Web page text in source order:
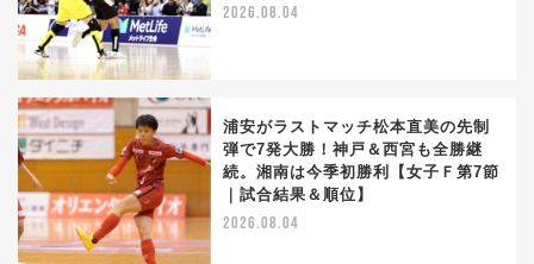
2026.08.04
浦安がラストマッチ松本直美の先制
弾で7発大勝！神戸＆西宮も全勝継
続。湘南は今季初勝利【女子Ｆ第7節
｜試合結果＆順位】
2026.08.04